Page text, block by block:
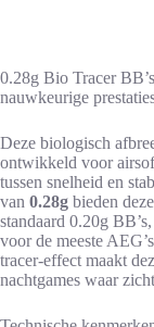
0.28g Bio Tracer
nauwkeurige
Deze biologisch
ontwikkeld voor
tussen snelheid en
van 0.28g bieden deze
standaard 0.20g
voor de meeste
tracer-effect maakt
nachtgames waar